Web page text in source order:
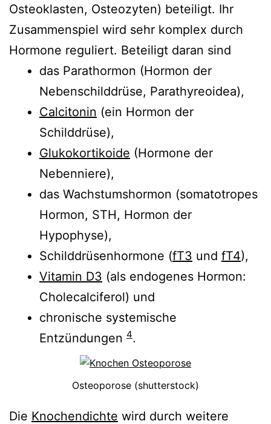
Osteoklasten, Osteozyten) beteiligt. Ihr
Zusammenspiel wird sehr komplex durch
Hormone reguliert. Beteiligt daran sind
das Parathormon (Hormon der
Nebenschilddrüse, Parathyreoidea),
Calcitonin (ein Hormon der
Schilddrüse),
Glukokortikoide (Hormone der
Nebenniere),
das Wachstumshormon (somatotropes
Hormon, STH, Hormon der
Hypophyse),
Schilddrüsenhormone (fT3 und fT4),
Vitamin D3 (als endogenes Hormon:
Cholecalciferol) und
chronische systemische
Entzündungen 4.
Osteoporose (shutterstock)
Die Knochendichte wird durch weitere